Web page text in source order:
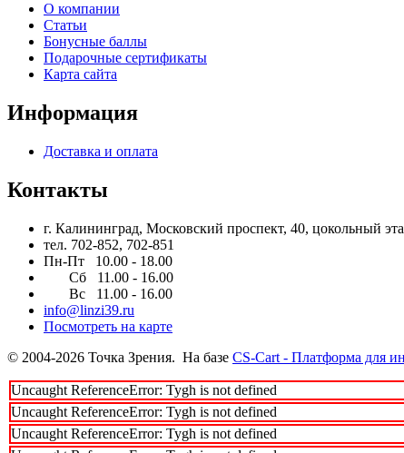
О компании
Статьи
Бонусные баллы
Подарочные сертификаты
Карта сайта
Информация
Доставка и оплата
Контакты
г. Калининград, Московский проспект, 40, цокольный
тел. 702-852, 702-851
Пн-Пт 10.00 - 18.00
Сб 11.00 - 16.00
Вс 11.00 - 16.00
info@linzi39.ru
Посмотреть на карте
© 2004-2026 Точка Зрения. На базе CS-Cart - Платформа для
Uncaught ReferenceError: Tygh is not defined
Uncaught ReferenceError: Tygh is not defined
Uncaught ReferenceError: Tygh is not defined